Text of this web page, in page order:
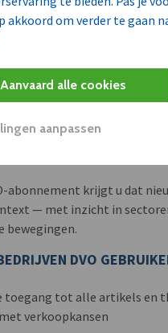
akkoord om verder te gaan
Aanvaard alle cookies
aanpassen
context. Dieper
abonnement krijgt u dat
— met inzicht in
bewegingen.
DVO
toegang tot alle artikels en
verkoopkansen